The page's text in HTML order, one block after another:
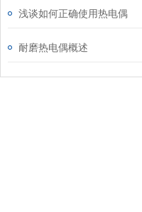
浅谈如何正确使用热电偶
耐磨热电偶概述